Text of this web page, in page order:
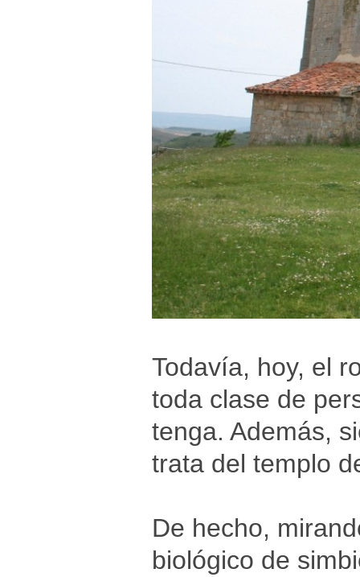
Todavía, hoy, el
toda clase de
tenga. Además,
trata del templo
De hecho,
biológico de